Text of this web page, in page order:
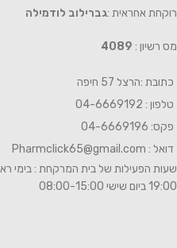
רוקחת אחראית :גברילוב לודמילה
מס רשיון : 4089
כתובת :הרצל 57 חיפה
טלפון : 04-6669192
פקס: 04-6669196
דואל : Pharmclick65@gmail.com
19:00 ביום שישי 08:00-15:00